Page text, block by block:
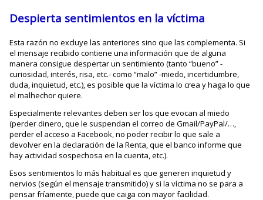
Despierta sentimientos en la víctima
Esta razón no excluye las anteriores sino que las complementa. Si
el mensaje recibido contiene una información que de alguna
manera consigue despertar un sentimiento (tanto “bueno” -
curiosidad, interés, risa, etc.- como “malo” -miedo, incertidumbre,
duda, inquietud, etc.), es posible que la víctima lo crea y haga lo que
el malhechor quiere.
Especialmente relevantes deben ser los que evocan al miedo
(perder dinero, que le suspendan el correo de Gmail/PayPal/…,
perder el acceso a Facebook, no poder recibir lo que sale a
devolver en la declaración de la Renta, que el banco informe que
hay actividad sospechosa en la cuenta, etc.).
Esos sentimientos lo más habitual es que generen inquietud y
nervios (según el mensaje transmitido) y si la víctima no se para a
pensar fríamente, puede que caiga con mayor facilidad.